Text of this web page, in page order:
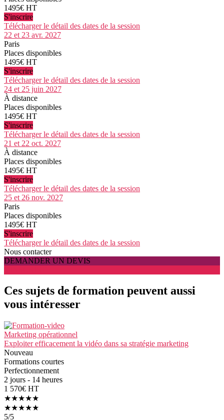
1495€ HT
S'inscrire
Télécharger le détail des dates de la session
22 et 23 avr. 2027
Paris
Places disponibles
1495€ HT
S'inscrire
Télécharger le détail des dates de la session
24 et 25 juin 2027
À distance
Places disponibles
1495€ HT
S'inscrire
Télécharger le détail des dates de la session
21 et 22 oct. 2027
À distance
Places disponibles
1495€ HT
S'inscrire
Télécharger le détail des dates de la session
25 et 26 nov. 2027
Paris
Places disponibles
1495€ HT
S'inscrire
Télécharger le détail des dates de la session
Nous contacter
DEMANDER UN DEVIS
Ces sujets de formation peuvent aussi
vous intéresser
Marketing opérationnel
Exploiter efficacement la vidéo dans sa stratégie marketing
Nouveau
Formations courtes
Perfectionnement
2 jours - 14 heures
1 570€ HT
★★★★★
★★★★★
5/5